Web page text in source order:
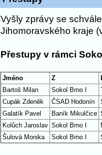
Vyšly zprávy se
Jihomoravského kraje
Přestupy v rámci
Jméno Z
Bartoš Milan
Sokol Brno I
Cupák Zdeněk
ČSAD Hodonín
Galatík Pavel
Baník Mikulčice
Kolůch Jaroslav Sokol Brno I
Šulová Monika
Sokol Brno I